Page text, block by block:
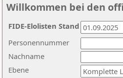
Willkommen bei den
Nachname
Ebene
Personennummer
FIDE-Elolisten Stand